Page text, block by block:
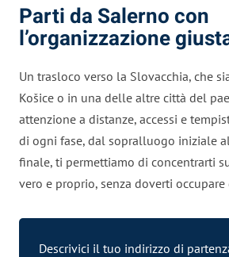
Parti da Salerno con
l’organizzazione
Un trasloco verso la Slovacchia, che
Košice o in una delle altre città del
attenzione a distanze, accessi e
di ogni fase, dal sopralluogo iniziale
finale, ti permettiamo di concentrarti
vero e proprio, senza doverti
Descrivici il tuo indirizzo di